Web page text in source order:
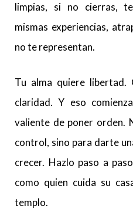
limpias, si no cierras,
mismas experiencias,
no te representan.
Tu alma quiere libertad.
claridad. Y eso
valiente de poner orden.
control, sino para darte
crecer. Hazlo paso a
como quien cuida su
templo.